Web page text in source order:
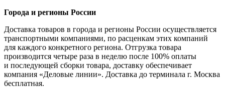
Города и регионы России
Доставка товаров в города и регионы России осуществляется
транспортными компаниями, по расценкам этих компаний
для каждого конкретного региона. Отгрузка товара
производится четыре раза в неделю после 100% оплаты
и последующей сборки товара, доставку обеспечивает
компания «Деловые линии». Доставка до терминала г. Москва
бесплатная.